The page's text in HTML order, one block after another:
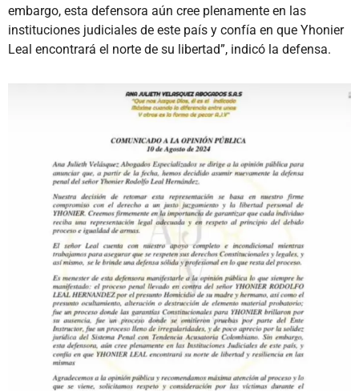
embargo, esta defensora aún cree plenamente en las
instituciones judiciales de este país y confía en que Yhonier
Leal encontrará el norte de su libertad”, indicó la defensa.